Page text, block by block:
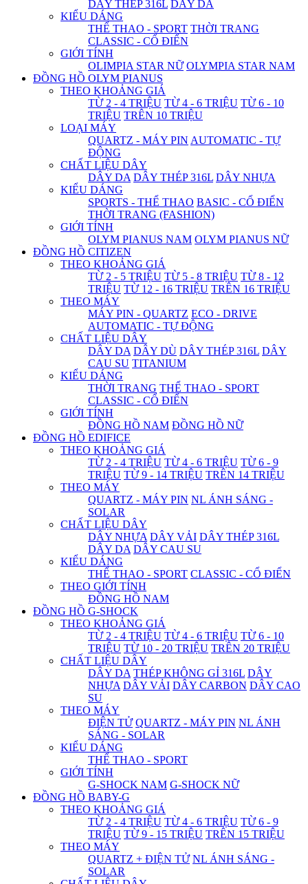
DÂY THÉP 316L DÂY DA
KIỂU DÁNG
THỂ THAO - SPORT THỜI TRANG
CLASSIC - CỔ ĐIỂN
GIỚI TÍNH
OLIMPIA STAR NỮ OLYMPIA STAR NAM
ĐỒNG HỒ OLYM PIANUS
THEO KHOẢNG GIÁ
TỪ 2 - 4 TRIỆU TỪ 4 - 6 TRIỆU TỪ 6 - 10
TRIỆU TRÊN 10 TRIỆU
LOẠI MÁY
QUARTZ - MÁY PIN AUTOMATIC - TỰ
ĐỘNG
CHẤT LIỆU DÂY
DÂY DA DÂY THÉP 316L DÂY NHỰA
KIỂU DÁNG
SPORTS - THỂ THAO BASIC - CỔ ĐIỂN
THỜI TRANG (FASHION)
GIỚI TÍNH
OLYM PIANUS NAM OLYM PIANUS NỮ
ĐỒNG HỒ CITIZEN
THEO KHOẢNG GIÁ
TỪ 2 - 5 TRIỆU TỪ 5 - 8 TRIỆU TỪ 8 - 12
TRIỆU TỪ 12 - 16 TRIỆU TRÊN 16 TRIỆU
THEO MÁY
MÁY PIN - QUARTZ ECO - DRIVE
AUTOMATIC - TỰ ĐỘNG
CHẤT LIỆU DÂY
DÂY DA DÂY DÙ DÂY THÉP 316L DÂY
CAU SU TITANIUM
KIỂU DÁNG
THỜI TRANG THỂ THAO - SPORT
CLASSIC - CỔ ĐIỂN
GIỚI TÍNH
ĐỒNG HỒ NAM ĐỒNG HỒ NỮ
ĐỒNG HỒ EDIFICE
THEO KHOẢNG GIÁ
TỪ 2 - 4 TRIỆU TỪ 4 - 6 TRIỆU TỪ 6 - 9
TRIỆU TỪ 9 - 14 TRIỆU TRÊN 14 TRIỆU
THEO MÁY
QUARTZ - MÁY PIN NL ÁNH SÁNG -
SOLAR
CHẤT LIỆU DÂY
DÂY NHỰA DÂY VẢI DÂY THÉP 316L
DÂY DA DÂY CAU SU
KIỂU DÁNG
THỂ THAO - SPORT CLASSIC - CỔ ĐIỂN
THEO GIỚI TÍNH
ĐỒNG HỒ NAM
ĐỒNG HỒ G-SHOCK
THEO KHOẢNG GIÁ
TỪ 2 - 4 TRIỆU TỪ 4 - 6 TRIỆU TỪ 6 - 10
TRIỆU TỪ 10 - 20 TRIỆU TRÊN 20 TRIỆU
CHẤT LIỆU DÂY
DÂY DA THÉP KHÔNG GỈ 316L DÂY
NHỰA DÂY VẢI DÂY CARBON DÂY CAO
SU
THEO MÁY
ĐIỆN TỬ QUARTZ - MÁY PIN NL ÁNH
SÁNG - SOLAR
KIỂU DÁNG
THỂ THAO - SPORT
GIỚI TÍNH
G-SHOCK NAM G-SHOCK NỮ
ĐỒNG HỒ BABY-G
THEO KHOẢNG GIÁ
TỪ 2 - 4 TRIỆU TỪ 4 - 6 TRIỆU TỪ 6 - 9
TRIỆU TỪ 9 - 15 TRIỆU TRÊN 15 TRIỆU
THEO MÁY
QUARTZ + ĐIỆN TỬ NL ÁNH SÁNG -
SOLAR